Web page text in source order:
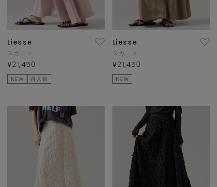
Liesse
スカート
¥21,450
NEW 再入荷
Liesse
スカート
¥21,450
NEW